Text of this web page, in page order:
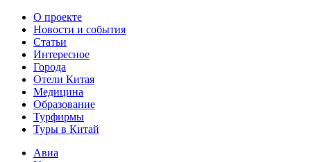
О проекте
Новости и события
Статьи
Интересное
Города
Отели Китая
Медицина
Образование
Турфирмы
Туры в Китай
Авиа